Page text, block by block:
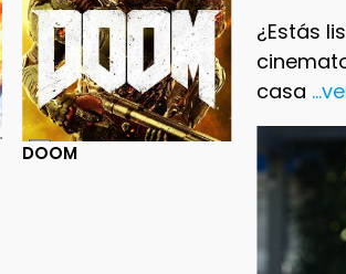
¿Estás
casa
DOOM